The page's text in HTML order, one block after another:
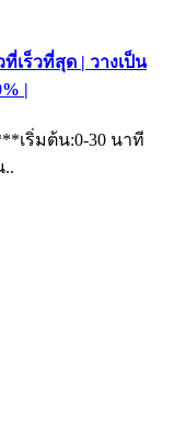
เร็วที่สุด | วางเป็น
|
เริ่มต้น:0-30 นาที
..